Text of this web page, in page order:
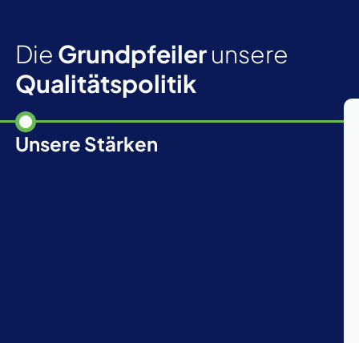
Die Grundpfeilerunsere
Qualitätspolitik
Unsere Stärken